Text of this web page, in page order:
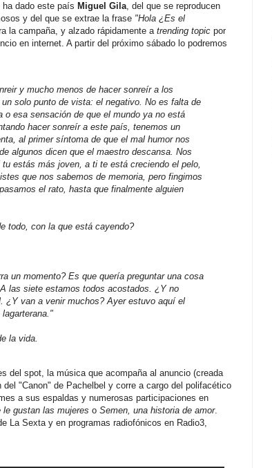
dado este país Miguel Gila, del que se reproducen
y del que se extrae la frase "Hola ¿Es el
la campaña, y alzado rápidamente a trending topic por
en internet. A partir del próximo sábado lo podremos
y mucho menos de hacer sonreír a los
solo punto de vista: el negativo. No es falta de
esa sensación de que el mundo ya no está
hacer sonreír a este país, tenemos un
al primer síntoma de que el mal humor nos
algunos dicen que el maestro descansa. Nos
estás más joven, a ti te está creciendo el pelo,
que nos sabemos de memoria, pero fingimos
el rato, hasta que finalmente alguien
todo, con la que está cayendo?
un momento? Es que quería preguntar una cosa
las siete estamos todos acostados. ¿Y no
¿Y van a venir muchos? Ayer estuvo aquí el
la vida.
del spot, la música que acompaña al anuncio (creada
"Canon" de Pachelbel y corre a cargo del polifacético
a sus espaldas y numerosas participaciones en
le gustan las mujeres o Semen, una historia de amor.
La Sexta y en programas radiofónicos en Radio3,